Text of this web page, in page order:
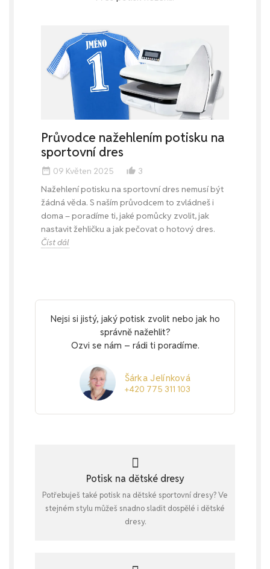
Průvodce nažehlením potisku na
sportovní dres
date_range 09 Květen 2025 thumb_up_alt 3
Nažehlení potisku na sportovní dres nemusí být
žádná věda. S naším průvodcem to zvládneš i
doma – poradíme ti, jaké pomůcky zvolit, jak
nastavit žehličku a jak pečovat o hotový dres.
Číst dál
Nejsi si jistý, jaký potisk zvolit nebo jak ho
správně nažehlit?
Ozvi se nám – rádi ti poradíme.
Šárka Jelínková
+420 775 311 103
Potisk na dětské dresy
Potřebuješ také potisk na dětské sportovní dresy? Ve
stejném stylu můžeš snadno sladit dospělé i dětské
dresy.